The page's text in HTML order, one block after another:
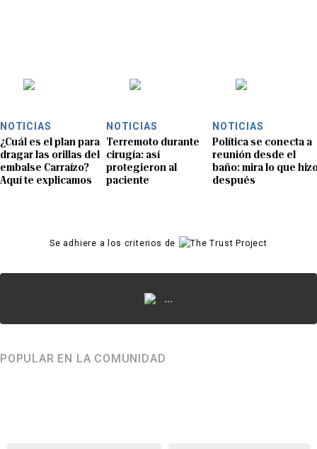
NOTICIAS
¿Cuál es el plan para
dragar las orillas del
embalse Carraízo?
Aquí te explicamos
NOTICIAS
Terremoto durante
cirugía: así
protegieron al
paciente
NOTICIAS
Política se conecta a
reunión desde el
baño: mira lo que
después
Se adhiere a los criterios de
...
POPULAR EN LA COMUNIDAD